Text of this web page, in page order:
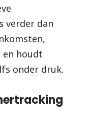
verder dan
houdt
onder druk.